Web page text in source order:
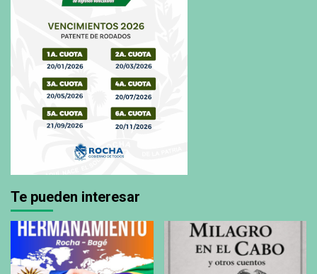
Te pueden interesar